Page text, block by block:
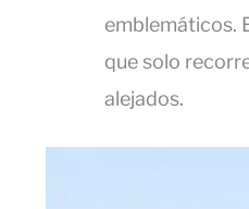
emblemáticos.
que solo
alejados.